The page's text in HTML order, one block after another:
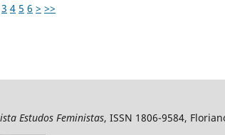
3 4 5 6 > >>
Estudos Feministas, ISSN 1806-9584,